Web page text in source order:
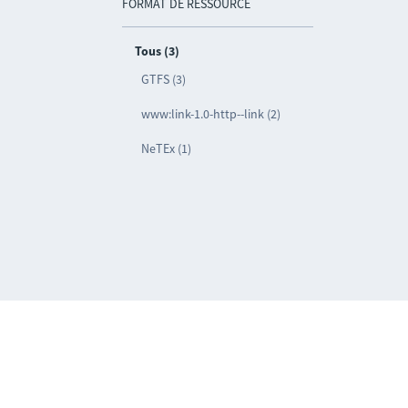
FORMAT DE RESSOURCE
Tous (3)
GTFS (3)
www:link-1.0-http--link (2)
NeTEx (1)